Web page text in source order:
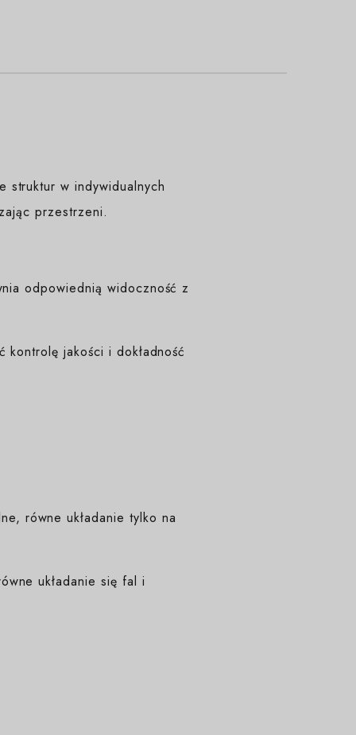
struktur w indywidualnych
przestrzeni.
odpowiednią widoczność z
jakości i dokładność
równe układanie tylko na
układanie się fal i